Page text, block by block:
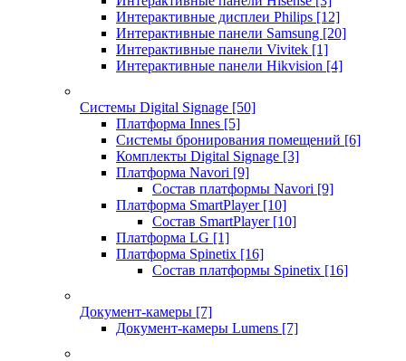
Интерактивные дисплеи Philips [12]
Интерактивные панели Samsung [20]
Интерактивные панели Vivitek [1]
Интерактивные панели Hikvision [4]
Системы Digital Signage [50]
Платформа Innes [5]
Системы бронирования помещений [6]
Комплекты Digital Signage [3]
Платформа Navori [9]
Состав платформы Navori [9]
Платформа SmartPlayer [10]
Состав SmartPlayer [10]
Платформа LG [1]
Платформа Spinetix [16]
Состав платформы Spinetix [16]
Документ-камеры [7]
Документ-камеры Lumens [7]